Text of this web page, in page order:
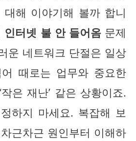
해 이야기해 볼까 합니
인터넷 불 안 들어옴문제
운 네트워크 단절은 일상
때로는 업무와 중요한
은 재난’ 같은 상황이죠.
하지 마세요. 복잡해 보
근차근 원인부터 이해하